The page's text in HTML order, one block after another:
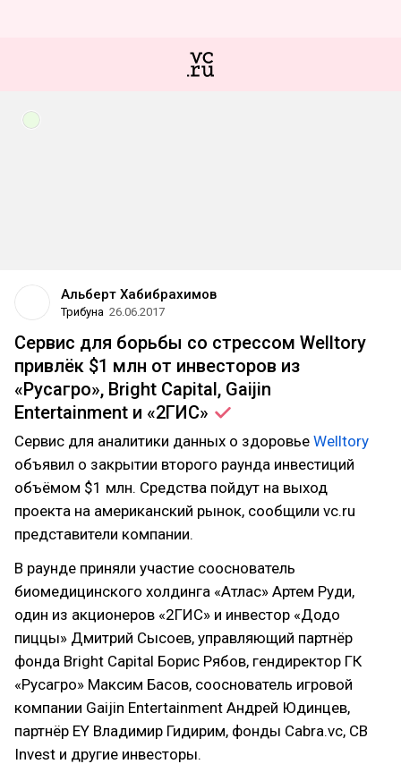
Альберт Хабибрахимов
Трибуна 26.06.2017
Сервис для борьбы со стрессом Welltory
привлёк $1 млн от инвесторов из
«Русагро», Bright Capital, Gaijin
Entertainment и «2ГИС»
Сервис для аналитики данных о здоровье Welltory
объявил о закрытии второго раунда инвестиций
объёмом $1 млн. Средства пойдут на выход
проекта на американский рынок, сообщили vc.ru
представители компании.
В раунде приняли участие сооснователь
биомедицинского холдинга «Атлас» Артем Руди,
один из акционеров «2ГИС» и инвестор «Додо
пиццы» Дмитрий Сысоев, управляющий партнёр
фонда Bright Capital Борис Рябов, гендиректор ГК
«Русагро» Максим Басов, сооснователь игровой
компании Gaijin Entertainment Андрей Юдинцев,
партнёр EY Владимир Гидирим, фонды Cabra.vc, CB
Invest и другие инвесторы.